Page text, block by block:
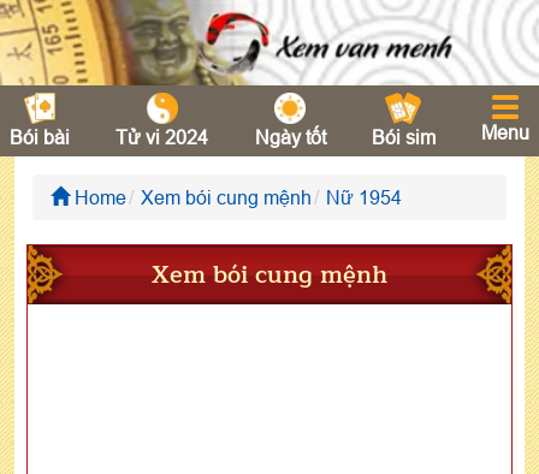
Bói bài Tử vi 2024 Ngày tốt Bói sim Menu
Home Xem bói cung mệnh Nữ 1954
Xem bói cung mệnh